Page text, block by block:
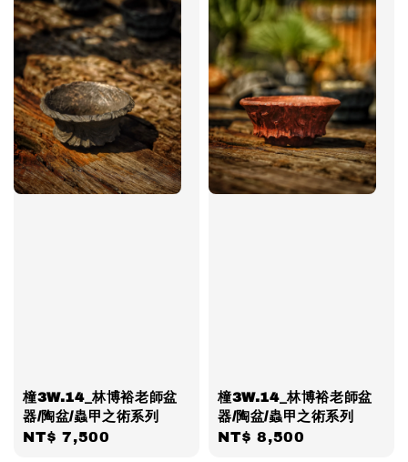
橦3W.14_林博裕老師盆
器/陶盆/蟲甲之術系列
Regular
NT$ 7,500
橦3W.14_林博裕老師盆
器/陶盆/蟲甲之術系列
Regular
NT$ 8,500